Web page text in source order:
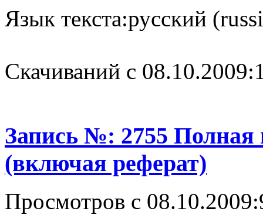
Язык текста:русский
Cкачиваний с 08.10.2009:
Запись №: 2755 Полная
(включая реферат)
Просмотров с 08.10.2009: